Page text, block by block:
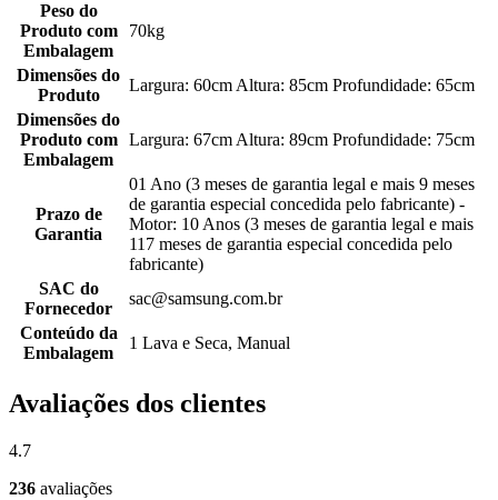
Peso do
Produto com
Embalagem
70kg
Dimensões do
Produto
Largura: 60cm Altura: 85cm Profundidade: 65cm
Dimensões do
Produto com
Embalagem
Largura: 67cm Altura: 89cm Profundidade: 75cm
Prazo de
Garantia
01 Ano (3 meses de garantia legal e mais 9 meses
de garantia especial concedida pelo fabricante) -
Motor: 10 Anos (3 meses de garantia legal e mais
117 meses de garantia especial concedida pelo
fabricante)
SAC do
Fornecedor
sac@samsung.com.br
Conteúdo da
Embalagem
1 Lava e Seca, Manual
Avaliações dos clientes
4.7
236 avaliações